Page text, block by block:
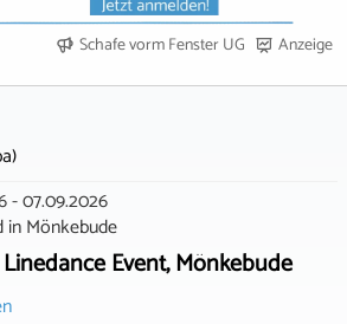
Schafe vorm Fenster UG Anzeige
-07.09.2026
inMönkebude
Linedance Event, Mönkebude